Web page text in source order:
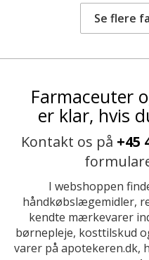
Se flere
Farmaceuter
er klar, hvis
Kontakt os på +45
I webshoppen
håndkøbslægemidler,
kendte mærkevarer
børnepleje, kosttilskud
varer på apotekeren.dk,